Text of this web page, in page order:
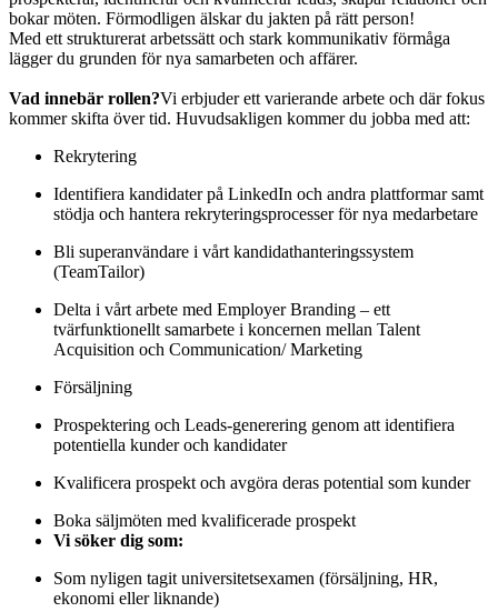
bokar möten. Förmodligen älskar du jakten på rätt person!
Med ett strukturerat arbetssätt och stark kommunikativ förmåga
lägger du grunden för nya samarbeten och affärer.
Vad innebär rollen?Vi erbjuder ett varierande arbete och där fokus
kommer skifta över tid. Huvudsakligen kommer du jobba med att:
Rekrytering
Identifiera kandidater på LinkedIn och andra plattformar samt
stödja och hantera rekryteringsprocesser för nya medarbetare
Bli superanvändare i vårt kandidathanteringssystem
(TeamTailor)
Delta i vårt arbete med Employer Branding – ett
tvärfunktionellt samarbete i koncernen mellan Talent
Acquisition och Communication/ Marketing
Försäljning
Prospektering och Leads-generering genom att identifiera
potentiella kunder och kandidater
Kvalificera prospekt och avgöra deras potential som kunder
Boka säljmöten med kvalificerade prospekt
Vi söker dig som:
Som nyligen tagit universitetsexamen (försäljning, HR,
ekonomi eller liknande)